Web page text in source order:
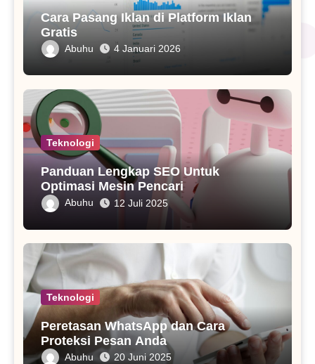
Cara Pasang Iklan di Platform Iklan
Gratis
Abuhu 4 Januari 2026
Teknologi
Panduan Lengkap SEO Untuk
Optimasi Mesin Pencari
Abuhu 12 Juli 2025
Teknologi
Peretasan WhatsApp dan Cara
Proteksi Pesan Anda
Abuhu 20 Juni 2025